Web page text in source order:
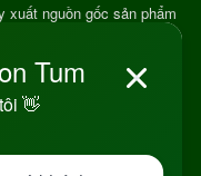
xuất nguồn gốc sản phẩm